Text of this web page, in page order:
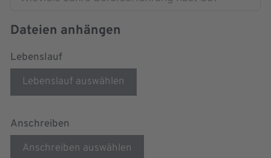
Dateien anhängen
Lebenslauf
Lebenslauf auswählen
Anschreiben
Anschreiben auswählen